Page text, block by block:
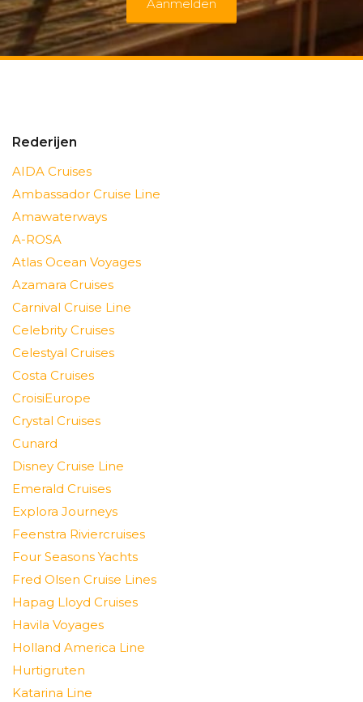
Aanmelden
Rederijen
AIDA Cruises
Ambassador Cruise Line
Amawaterways
A-ROSA
Atlas Ocean Voyages
Azamara Cruises
Carnival Cruise Line
Celebrity Cruises
Celestyal Cruises
Costa Cruises
CroisiEurope
Crystal Cruises
Cunard
Disney Cruise Line
Emerald Cruises
Explora Journeys
Feenstra Riviercruises
Four Seasons Yachts
Fred Olsen Cruise Lines
Hapag Lloyd Cruises
Havila Voyages
Holland America Line
Hurtigruten
Katarina Line